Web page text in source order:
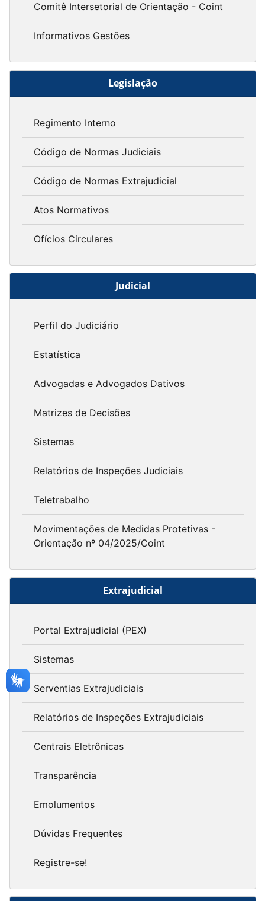
Comitê Intersetorial de Orientação - Coint
Informativos Gestões
Legislação
Regimento Interno
Código de Normas Judiciais
Código de Normas Extrajudicial
Atos Normativos
Ofícios Circulares
Judicial
Perfil do Judiciário
Estatística
Advogadas e Advogados Dativos
Matrizes de Decisões
Sistemas
Relatórios de Inspeções Judiciais
Teletrabalho
Movimentações de Medidas Protetivas -
Orientação nº 04/2025/Coint
Extrajudicial
Portal Extrajudicial (PEX)
Sistemas
Serventias Extrajudiciais
Relatórios de Inspeções Extrajudiciais
Centrais Eletrônicas
Transparência
Emolumentos
Dúvidas Frequentes
Registre-se!